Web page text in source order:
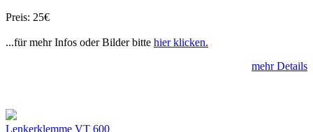
Preis: 25€
...für mehr Infos oder Bilder bitte hier klicken.
mehr Details
Lenkerklemme VT 600